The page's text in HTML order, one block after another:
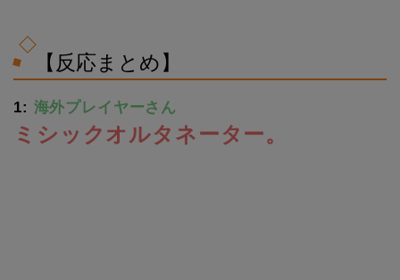
【反応まとめ】
1: 海外プレイヤーさん
ミシックオルタネーター。